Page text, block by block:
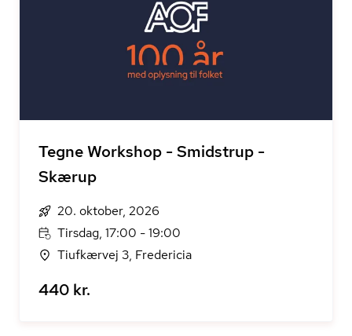
Tegne Workshop - Smidstrup -
Skærup
20. oktober, 2026
Tirsdag, 17:00 - 19:00
Tiufkærvej 3, Fredericia
440 kr.